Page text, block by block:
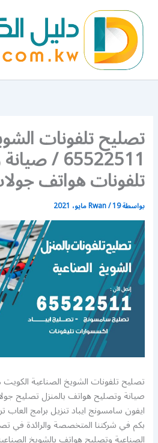
المحتوى
تصليح تلفونات
65522511 /
تلفونات هواتف
بواسطة Rwan/19 مايو، 2021
تصليح تلفونات الشويخ الصناعية
صيانة وتصليح هواتف بالمنزل تصليح
ايفون سامسونج ايباد تنزيل برامج العاب
بكم في شركتنا المتخصصة والرائدة في